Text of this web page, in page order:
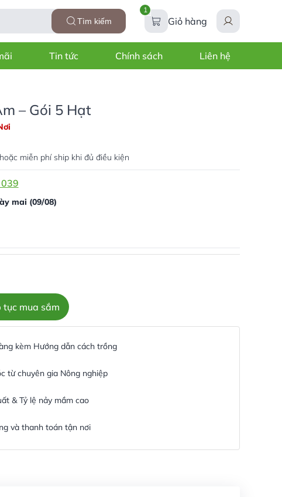
Tìm kiếm
1
Giỏ hàng
Tin tức Chính sách Liên hệ
– Gói 5 Hạt
miễn phí ship khi đủ điều kiện
mai (09/08)
tục mua sắm
kèm Hướng dẫn cách trồng
từ chuyên gia Nông nghiệp
& Tỷ lệ nảy mầm cao
và thanh toán tận nơi